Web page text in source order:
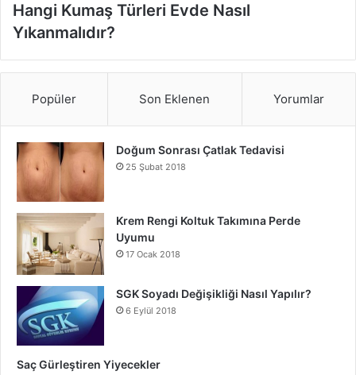
Hangi Kumaş Türleri Evde Nasıl
Yıkanmalıdır?
Popüler Son Eklenen Yorumlar
Doğum Sonrası Çatlak Tedavisi
25 Şubat 2018
Krem Rengi Koltuk Takımına Perde
Uyumu
17 Ocak 2018
SGK Soyadı Değişikliği Nasıl Yapılır?
6 Eylül 2018
Saç Gürleştiren Yiyecekler